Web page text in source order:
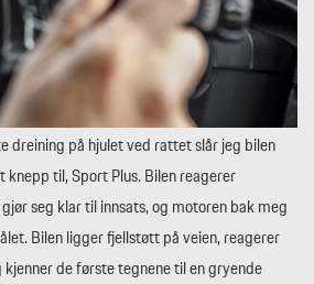
dreining på hjulet ved rattet slår jeg bilen
til, Sport Plus. Bilen reagerer
seg klar til innsats, og motoren bak meg
Bilen ligger fjellstøtt på veien, reagerer
de første tegnene til en gryende